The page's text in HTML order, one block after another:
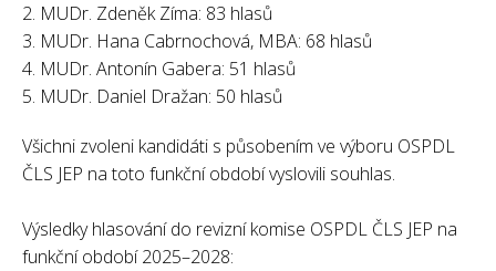
2. MUDr. Zdeněk Zíma: 83 hlasů
3. MUDr. Hana Cabrnochová, MBA: 68 hlasů
4. MUDr. Antonín Gabera: 51 hlasů
5. MUDr. Daniel Dražan: 50 hlasů
Všichni zvoleni kandidáti s působením ve výboru OSPDL
ČLS JEP na toto funkční období vyslovili souhlas.
Výsledky hlasování do revizní komise OSPDL ČLS JEP na
funkční období 2025–2028: